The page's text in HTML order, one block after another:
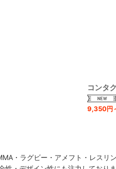
コンタ
9,350円
・ラグビー・アメフト・レス